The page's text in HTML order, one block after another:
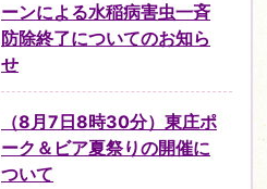
ーンによる水稲病害虫一斉
防除終了についてのお知ら
せ
（8月7日8時30分）東庄ポ
ーク＆ビア夏祭りの開催に
ついて